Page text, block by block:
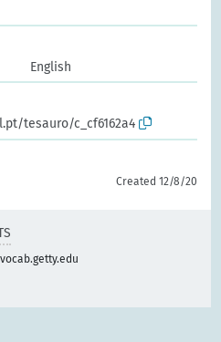
English
tesauro/c_cf6162a4
Created 12/8/20
vocab.getty.edu